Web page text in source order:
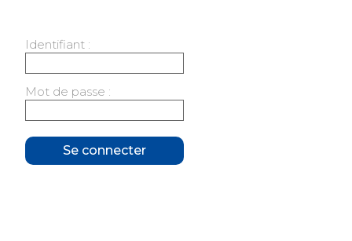
Identifiant :
Mot de passe :